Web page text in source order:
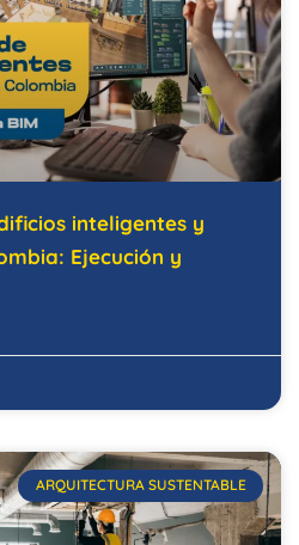
inteligentes y
Ejecución y
ARQUITECTURA SUSTENTABLE